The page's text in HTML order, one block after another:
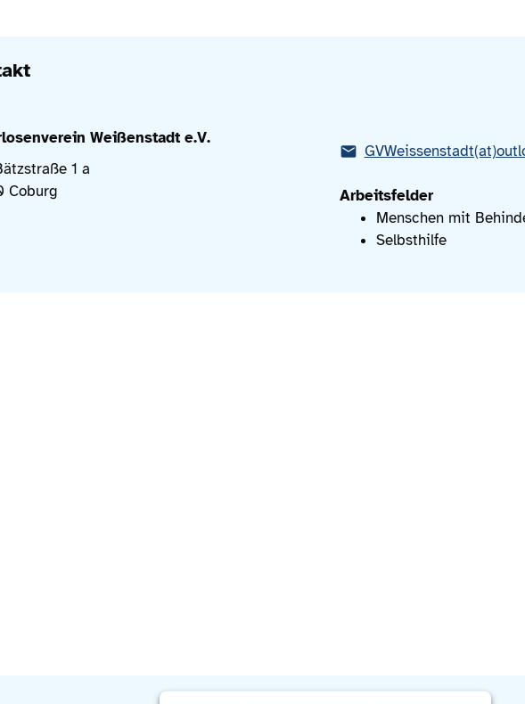
Weißenstadt e.V.
1 a
Coburg
Arbeitsfelder
Menschen mit
Selbsthilfe